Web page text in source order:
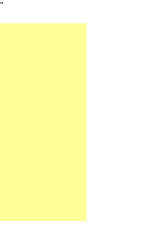
светлый песок из
привлекательный и